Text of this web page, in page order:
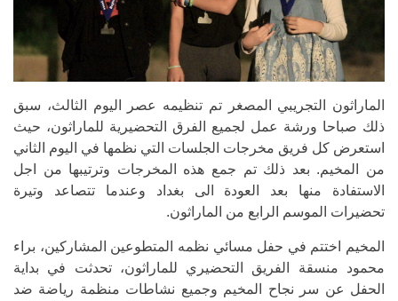
الماراثون التجريبي المصغر تم تنظيمه عصر اليوم الثالث، سبق
ذلك صباحا ورشة عمل لجميع الفرق التحضيرية للماراثون، حيث
استعرض كل فريق مخرجات الجلسات التي نظمها في اليوم الثاني
من المخيم. بعد ذلك تم جمع هذه المخرجات وترتيبها من اجل
الاستفادة منها بعد العودة الى بغداد وعندما تتصاعد وتيرة
تحضيرات الموسم الرابع من الماراثون.
المخيم اختتم في حفل مسائي نظمه المتطوعين المشاركين، براء
محمود منسقة الفريق التحضيري للماراثون، تحدثت في بداية
الحفل عن سر نجاح المخيم وجميع نشاطات منظمة رياضة ضد